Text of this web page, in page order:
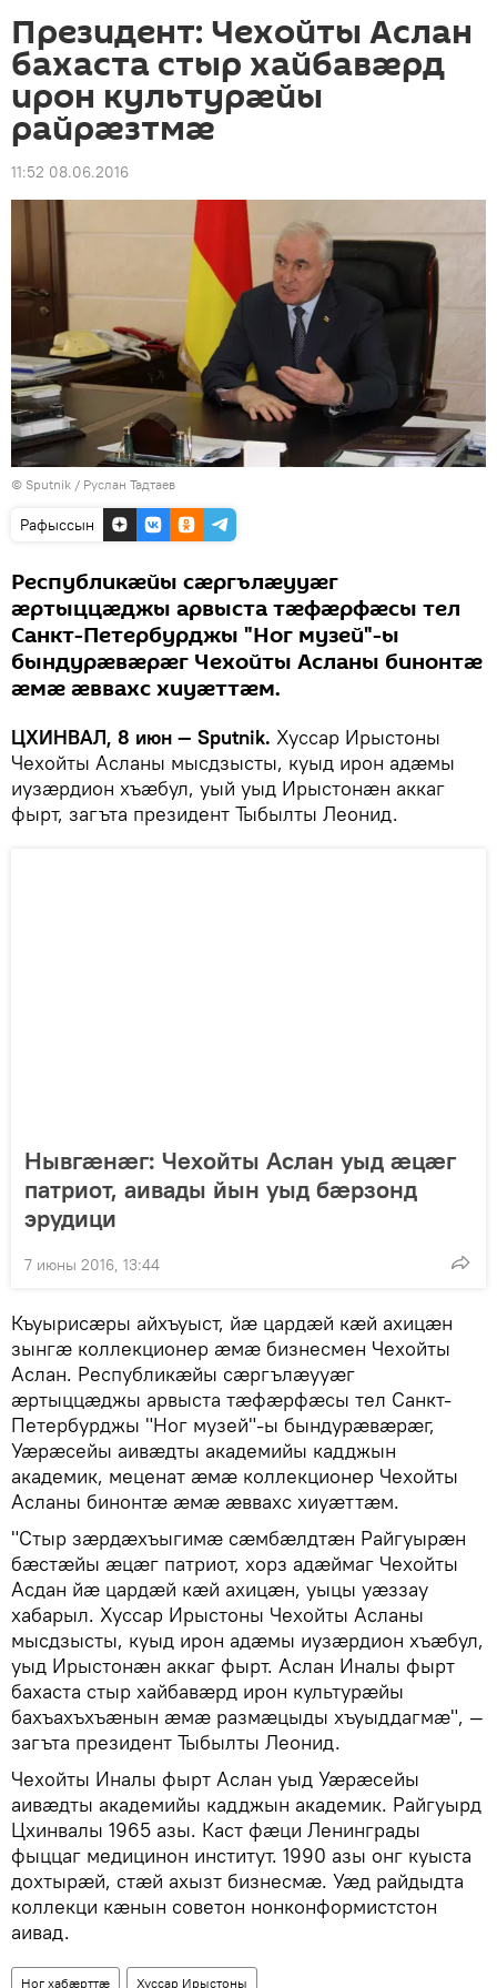
Президент: Чехойты Аслан
бахаста стыр хайбавæрд
ирон культурæйы
райрæзтмæ
11:52 08.06.2016
© Sputnik / Руслан Тадтаев
Рафыссын
Республикæйы сæргълæууæг
æртыццæджы арвыста тæфæрфæсы тел
Санкт-Петербурджы "Ног музей"-ы
бындурæвæрæг Чехойты Асланы бинонтæ
æмæ æввахс хиуæттæм.
ЦХИНВАЛ, 8 июн — Sputnik. Хуссар Ирыстоны
Чехойты Асланы мысдзысты, куыд ирон адæмы
иузæрдион хъæбул, уый уыд Ирыстонæн аккаг
фырт, загъта президент Тыбылты Леонид.
Нывгæнæг: Чехойты Аслан уыд æцæг
патриот, аивады йын уыд бæрзонд
эрудици
7 июны 2016, 13:44
Къуырисæры айхъуыст, йæ цардæй кæй ахицæн
зынгæ коллекционер æмæ бизнесмен Чехойты
Аслан. Республикæйы сæргълæууæг
æртыццæджы арвыста тæфæрфæсы тел Санкт-
Петербурджы "Ног музей"-ы бындурæвæрæг,
Уӕрӕсейы аивӕдты академийы кадджын
академик, меценат æмæ коллекционер Чехойты
Асланы бинонтæ æмæ æввахс хиуæттæм.
"Стыр зæрдæхъыгимæ сæмбæлдтæн Райгуырæн
бæстæйы æцæг патриот, хорз адæймаг Чехойты
Асдан йæ цардæй кæй ахицæн, уыцы уæззау
хабарыл. Хуссар Ирыстоны Чехойты Асланы
мысдзысты, куыд ирон адæмы иузæрдион хъæбул,
уыд Ирыстонæн аккаг фырт. Аслан Иналы фырт
бахаста стыр хайбавæрд ирон культурæйы
бахъахъхъæнын æмæ размæцыды хъуыддагмæ", —
загъта президент Тыбылты Леонид.
Чехойты Иналы фырт Аслан уыд Уӕрӕсейы
аивӕдты академийы кадджын академик. Райгуырд
Цхинвалы 1965 азы. Каст фӕци Ленинграды
фыццаг медицинон институт. 1990 азы онг куыста
дохтырӕй, стӕй ахызт бизнесмӕ. Уӕд райдыдта
коллекци кӕнын советон нонконформистстон
аивад.
Ног хабӕрттӕ Хуссар Ирыстоны